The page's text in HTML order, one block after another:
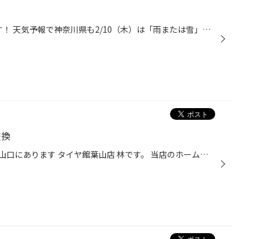
こんにちは！タイヤ館葉山です！ 天気予報で神奈川県も2/10（木）は「雨または雪」となっています。(気象庁HPより) 今後どうなるか判りませんが、雪、凍結対策としてスタッドレスタイヤの装着をおすすめします。 予想以上に降り積もり、「クルマで出かけられない」、「路上で立ち往生」なんてことに...
皆様、こんにちは。 葉山町 上山口にあります タイヤ館葉山店 林です。 当店のホームページをご覧いただきありがとうございます！ 本日、ご紹介の作業は クルマのメンテナンスの基本メニュー オイル交換作業となります。 おクルマは スズキ ラパン デュアルサポート 粘度は０ｰWIDE 走行距離の多いエ...